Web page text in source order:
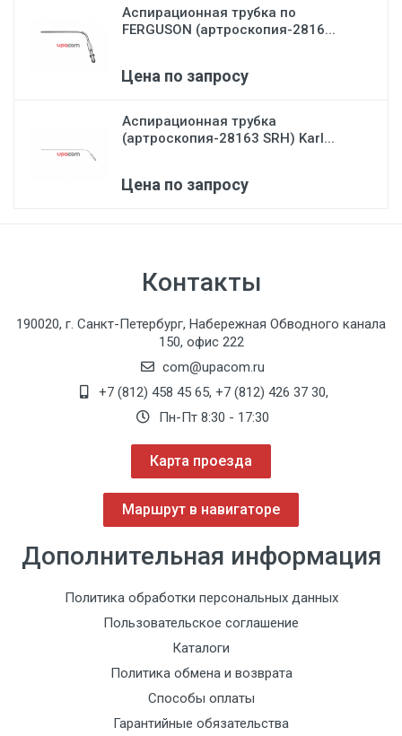
Аспирационная трубка по
FERGUSON (артроскопия-2816...
Цена по запросу
Аспирационная трубка
(артроскопия-28163 SRH) Karl...
Цена по запросу
Контакты
190020, г. Санкт-Петербург, Набережная Обводного канала
150, офис 222
com@upacom.ru
+7 (812) 458 45 65, +7 (812) 426 37 30,
Пн-Пт 8:30 - 17:30
Карта проезда
Маршрут в навигаторе
Дополнительная информация
Политика обработки персональных данных
Пользовательское соглашение
Каталоги
Политика обмена и возврата
Способы оплаты
Гарантийные обязательства